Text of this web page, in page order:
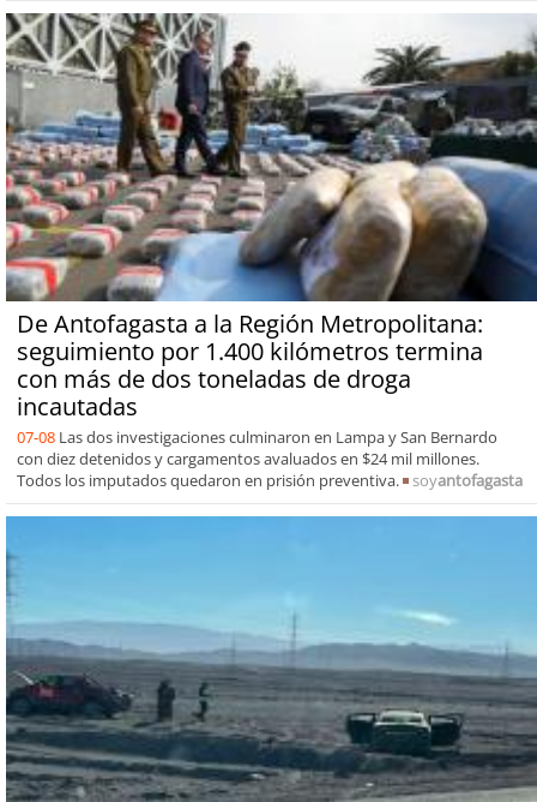
De Antofagasta a la Región Metropolitana:
seguimiento por 1.400 kilómetros termina
con más de dos toneladas de droga
incautadas
07-08 Las dos investigaciones culminaron en Lampa y San Bernardo
con diez detenidos y cargamentos avaluados en $24 mil millones.
Todos los imputados quedaron en prisión preventiva.
soyantofagasta